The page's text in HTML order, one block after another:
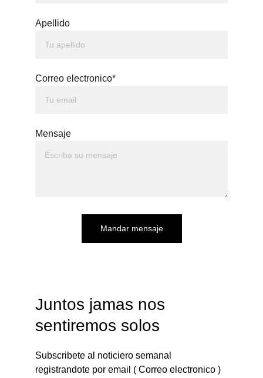
Apellido
Correo electronico*
Mensaje
Mandar mensaje
Juntos jamas nos
sentiremos solos
Subscribete al noticiero semanal
registrandote por email ( Correo electronico )